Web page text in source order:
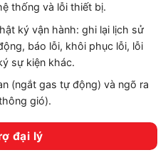
thống và lỗi thiết bị.
ký vận hành: ghi lại lịch sử
báo lỗi, khôi phục lỗi, lỗi
sự kiện khác.
(ngắt gas tự động) và ngõ ra
gió).
đại lý